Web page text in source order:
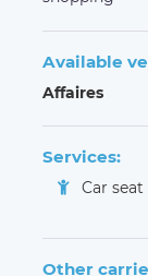
Customers'
( 5.00 / 5 -
très propre